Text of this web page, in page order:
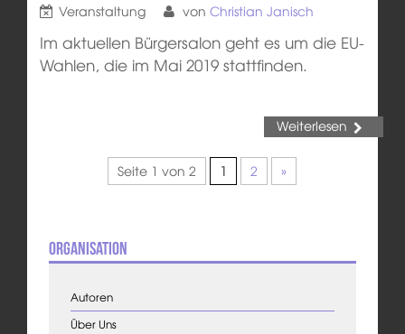
Veranstaltung von Christian Janisch
Im aktuellen Bürgersalon geht es um die EU-
Wahlen, die im Mai 2019 stattfinden.
Weiterlesen
Seite 1 von 2 1 2 »
Organisation
Autoren
Über Uns